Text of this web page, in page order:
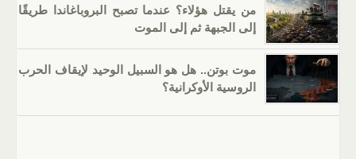
من يقتل هؤلاء؟ عندما تصبح البروباغاندا طريقًا
إلى الجبهة ثم إلى الموت
موت بوتن.. هل هو السبيل الوحيد لإيقاف الحرب
الروسية الأوكرانية؟